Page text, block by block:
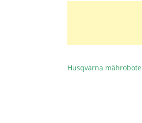
Husqvarna